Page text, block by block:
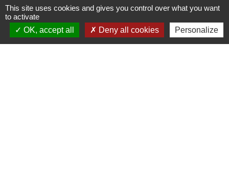
This site uses cookies and gives you control over what you want
to activate
OK, accept all
Deny all cookies Personalize